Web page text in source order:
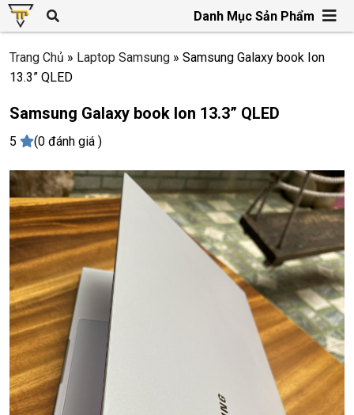
Danh Mục Sản Phẩm
Trang Chủ » Laptop Samsung » Samsung Galaxy book Ion
13.3” QLED
Samsung Galaxy book Ion 13.3” QLED
5 (0 đánh giá )